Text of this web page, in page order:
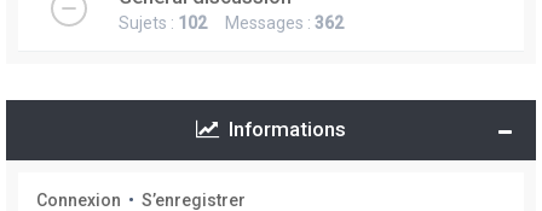
Sujets : 102Messages : 362
Informations
Connexion • S’enregistrer